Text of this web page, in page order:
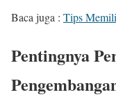
Baca juga : Tips
Pentingnya